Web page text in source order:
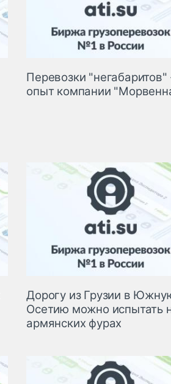
Перевозки "негабаритов"
опыт компании
Дорогу из Грузии в
Осетию можно испытать
армянских фурах